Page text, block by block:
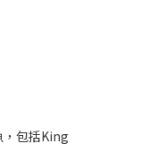
，包括King